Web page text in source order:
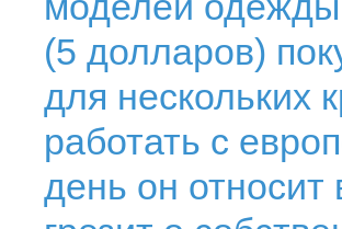
(5 долларов)
для нескольких
работать с
день он относит